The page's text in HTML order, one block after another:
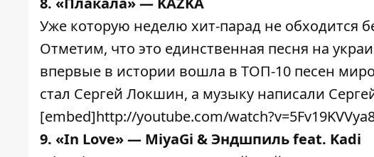
Уже которую неделю хит-парад не обходится
Отметим, что это единственная песня на
впервые в истории вошла в ТОП-10 песен
стал Сергей Локшин, а музыку написали
[embed]http://youtube.com/
9. «In Love» — MiyaGi & Эндшпиль feat. Kadi